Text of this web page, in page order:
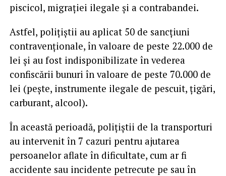
piscicol, migrației ilegale și a contrabandei.
Astfel, polițiștii au aplicat 50 de sancțiuni
contravenționale, în valoare de peste 22.000 de
lei și au fost indisponibilizate în vederea
confiscării bunuri în valoare de peste 70.000 de
lei (pește, instrumente ilegale de pescuit, țigări,
carburant, alcool).
În această perioadă, polițiștii de la transporturi
au intervenit în 7 cazuri pentru ajutarea
persoanelor aflate în dificultate, cum ar fi
accidente sau incidente petrecute pe sau în